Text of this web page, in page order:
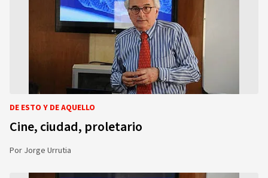
DE ESTO Y DE AQUELLO
Cine, ciudad, proletario
Por Jorge Urrutia